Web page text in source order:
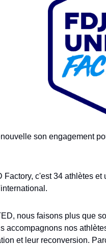
son engagement
Factory, c'est 34 athlètes
nous faisons plus que
accompagnons nos
et leur reconversion.